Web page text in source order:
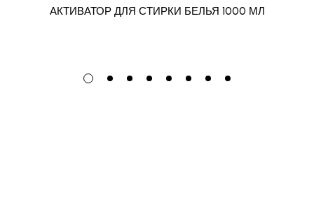
АКТИВАТОР ДЛЯ СТИРКИ БЕЛЬЯ 1000 МЛ